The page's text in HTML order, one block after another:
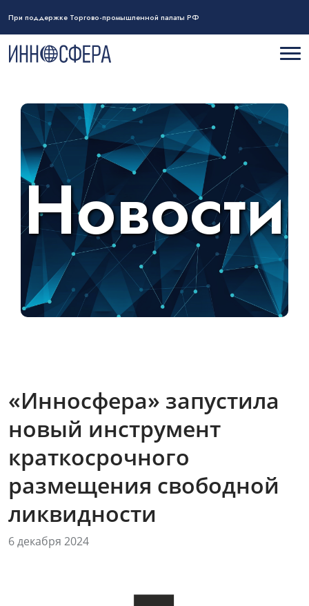
При поддержке Торгово-промышленной палаты РФ
Новости
«Инносфера» запустила
новый инструмент
краткосрочного
размещения свободной
ликвидности
6 декабря 2024